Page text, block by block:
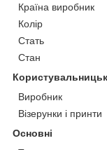
Країна виробник
Колір
Стать
Стан
Виробник
Візерунки і принти
Основні